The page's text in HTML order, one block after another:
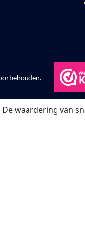
De waardering van